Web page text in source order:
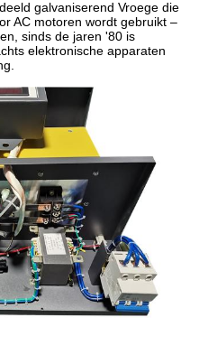
galvaniserend Vroege die
AC motoren wordt gebruikt –
sinds de jaren '80 is
elektronische apparaten